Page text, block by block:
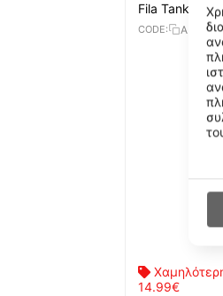
Fila Tank Top
CODE:
14.99€